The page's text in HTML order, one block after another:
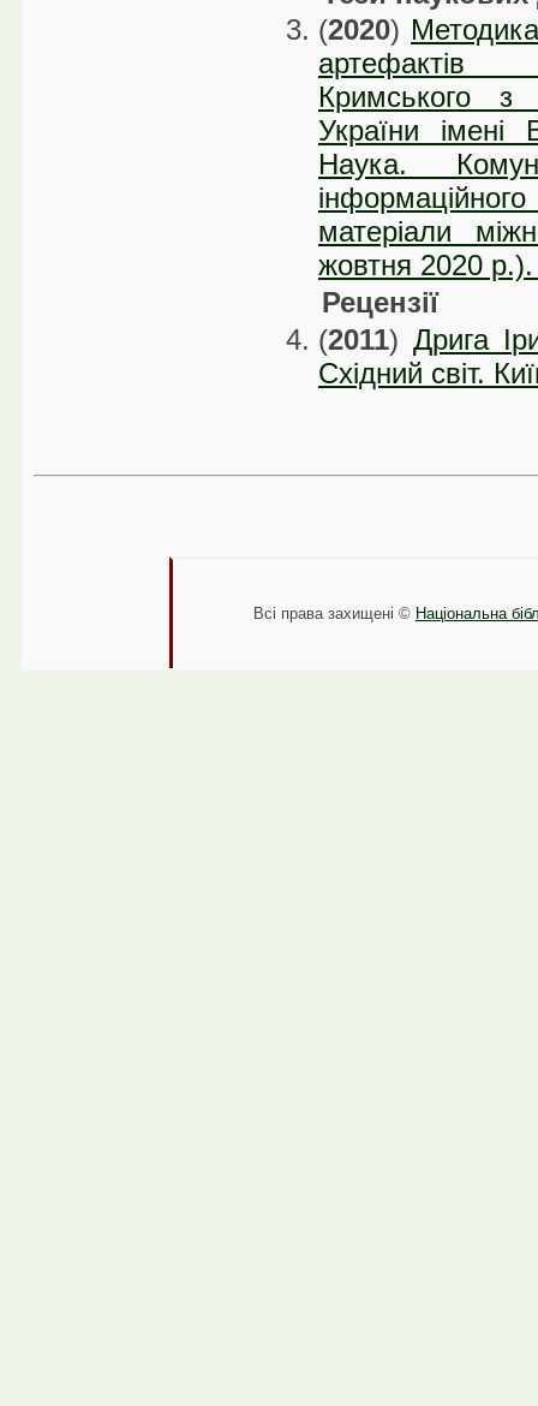
(2020)
артефактів
Кримського з
України імені
Наука.
матеріали
жовтня 2020
Рецензії
(2011)Дрига
Східний світ.
Всі права захищені © Національна